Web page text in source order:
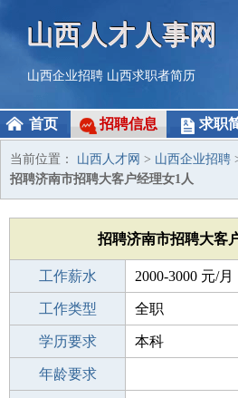
山西人才人事网
山西企业招聘 山西求职者简历
首页 招聘信息 求职
当前位置： 山西人才网 > 山西企业招聘
招聘济南市招聘大客户经理女1人
招聘济南市招聘大客
工作薪水 2000-3000 元/月
招聘人数 1人
工作类型 全职
性别要求 -
学历要求 本科
工作经验
年龄要求